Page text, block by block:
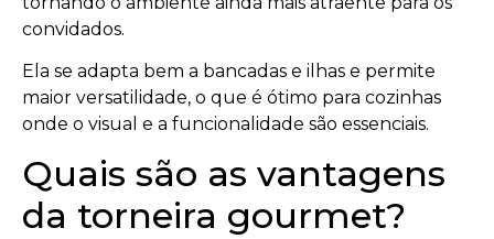
convidados.
Ela se adapta bem a bancadas e ilhas e permite
maior versatilidade, o que é ótimo para cozinhas
onde o visual e a funcionalidade são essenciais.
Quais são as vantagens
da torneira gourmet?